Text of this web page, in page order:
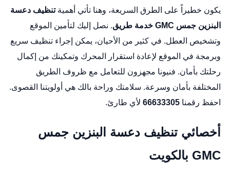
يكون خطيراً على الطرق السريعة، وهنا تأتي أهميةتنظيف دعسة
البنزين جمس GMC خدمة طريق
. نصل إليك لتأمين الموقع
وتشخيص العطل. في كثير من الأحيان، يمكن إجراء تنظيف سريع
وبرمجة في الموقع لإعادة استقرار المحرك وتمكينك من إكمال
رحلتك بأمان. فنيونا مجهزون للتعامل مع ظروف الطريق
المختلفة بأمان وسرعة. سلامتك وراحة بالك هي أولويتنا القصوى.
احفظ رقمنا 66633305لأي طارئ.
أخصائي تنظيف دعسة البنزين جمس
GMC بالكويت